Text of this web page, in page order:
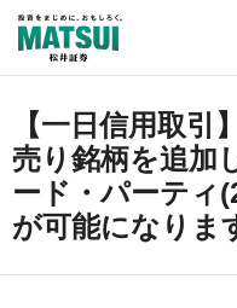
【一日信用取引
売り銘柄を追加
ード・パーティ
が可能になりま